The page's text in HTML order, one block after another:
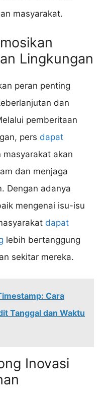
masyarakat.
Lingkungan
peran penting
dan
pemberitaan
pers dapat
masyarakat akan
dan menjaga
Dengan adanya
mengenai isu-isu
dapat
lebih bertanggung
sekitar mereka.
Cara
Tanggal dan Waktu
Inovasi